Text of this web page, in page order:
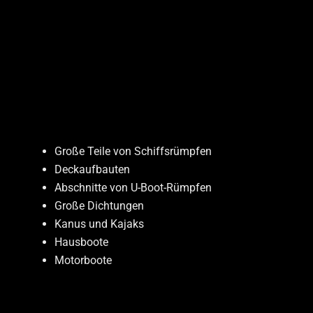
Große Teile von Schiffsrümpfen
Deckaufbauten
Abschnitte von U-Boot-Rümpfen
Große Dichtungen
Kanus und Kajaks
Hausboote
Motorboote